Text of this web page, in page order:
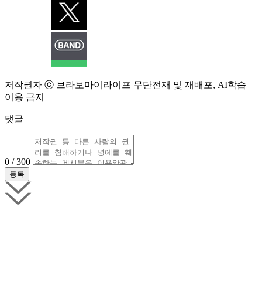
저작권자 ⓒ 브라보마이라이프 무단전재 및 재배포, AI학습
이용 금지
댓글
0 / 300